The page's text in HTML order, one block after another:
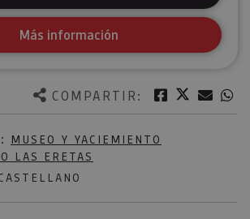
COMPARTIR: Facebook
Twitter
MUSEO Y YACIEMIENTO
LAS ERETAS
Más información